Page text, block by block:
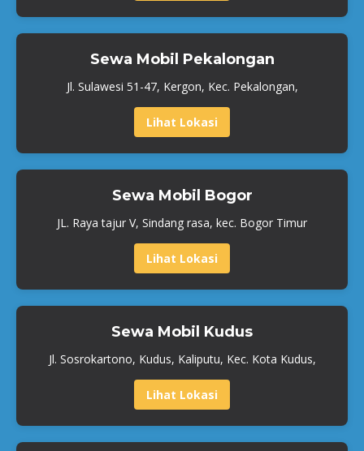
Sewa Mobil Pekalongan
Jl. Sulawesi 51-47, Kergon, Kec. Pekalongan,
Lihat Lokasi
Sewa Mobil Bogor
JL. Raya tajur V, Sindang rasa, kec. Bogor Timur
Lihat Lokasi
Sewa Mobil Kudus
Jl. Sosrokartono, Kudus, Kaliputu, Kec. Kota Kudus,
Lihat Lokasi